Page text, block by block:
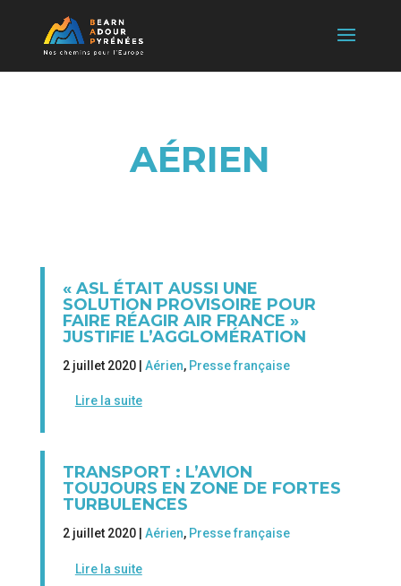
AÉRIEN
« ASL ÉTAIT AUSSI UNE
SOLUTION PROVISOIRE POUR
FAIRE RÉAGIR AIR FRANCE »
JUSTIFIE L’AGGLOMÉRATION
2 juillet 2020 | Aérien, Presse française
Lire la suite
TRANSPORT : L’AVION
TOUJOURS EN ZONE DE FORTES
TURBULENCES
2 juillet 2020 | Aérien, Presse française
Lire la suite